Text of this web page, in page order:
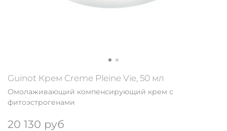
Guinot Крем Creme Pleine Vie, 50 мл
Омолаживающий компенсирующий крем с
фитоэстрогенами
20 130 руб